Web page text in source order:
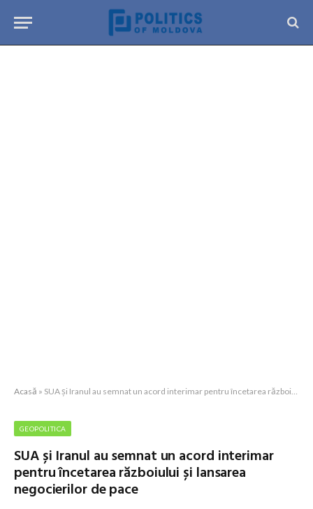
Acasă » SUA și Iranul au semnat un acord interimar pentru încetarea războiului și lansarea negocierilor de pace
GEOPOLITICA
SUA și Iranul au semnat un acord interimar
pentru încetarea războiului și lansarea
negocierilor de pace